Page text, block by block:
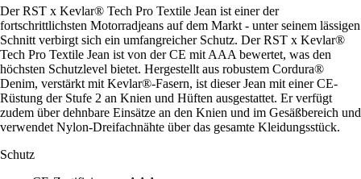
Der RST x Kevlar® Tech Pro Textile Jean ist einer der
fortschrittlichsten Motorradjeans auf dem Markt - unter seinem lässigen
Schnitt verbirgt sich ein umfangreicher Schutz. Der RST x Kevlar®
Tech Pro Textile Jean ist von der CE mit AAA bewertet, was den
höchsten Schutzlevel bietet. Hergestellt aus robustem Cordura®
Denim, verstärkt mit Kevlar®-Fasern, ist dieser Jean mit einer CE-
Rüstung der Stufe 2 an Knien und Hüften ausgestattet. Er verfügt
zudem über dehnbare Einsätze an den Knien und im Gesäßbereich und
verwendet Nylon-Dreifachnähte über das gesamte Kleidungsstück.
Schutz